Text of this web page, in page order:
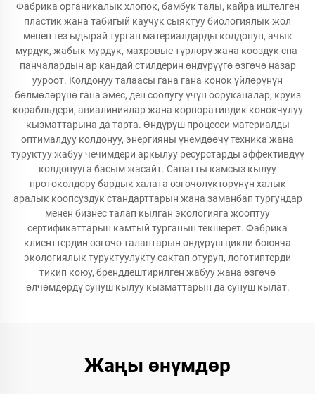
Фабрика органикалык хлопок, бамбук талы, кайра иштелген
пластик жана табигый каучук сыяктуу биологиялык жол
менен тез ыдырай турган материалдарды колдонуп, ачык
мурдук, жабык мурдук, махровые түрлөрү жана кооздук спа-
панчалардын ар кандай стилдерин өндүрүүгө өзгөчө назар
ууроот. Колдонуу талаасы гана гана конок үйлөрүнүн
бөлмөлөрүнө гана эмес, ден соолугу үчүн ооруканалар, круиз
корабльдери, авиалиниялар жана корпоративдик конокчулуу
кызматтарына да тарта. Өндүрүш процесси материалды
оптималдуу колдонуу, энергияны үнемдөөчү техника жана
туруктуу жабуу чечимдери аркылуу ресурстарды эффективдүү
колдонууга басым жасайт. Сапатты камсыз кылуу
протоколдору бардык халата өзгөчөлүктөрүнүн халык
аралык коопсуздук стандарттарын жана заманбап тургундар
менен бизнес талап кылган экологияга жооптуу
сертификаттарын камтый турганын текшерет. Фабрика
клиенттердин өзгөчө талаптарын өндүрүш цикли боюнча
экологиялык туруктуулукту сактап отуруп, логотиптерди
тикип коюу, бренддештирилген жабуу жана өзгөчө
өлчөмдөрдү сунуш кылуу кызматтарын да сунуш кылат.
Жаңы өнүмдөр